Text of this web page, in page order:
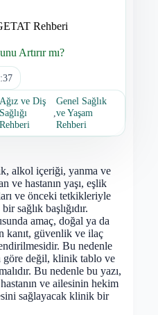
Rehberi
Artırır mı?
Ağız ve Diş
Sağlığı
Rehberi
,
Genel Sağlık
ve Yaşam
Rehberi
alkol içeriği, yanma ve
ve hastanın yaşı, eşlik
ve önceki tetkikleriyle
sağlık başlığıdır.
amaç, doğal ya da
kanıt, güvenlik ve ilaç
Bu nedenle
göre değil, klinik tablo ve
Bu nedenle bu yazı,
ve ailesinin hekim
sağlayacak klinik bir